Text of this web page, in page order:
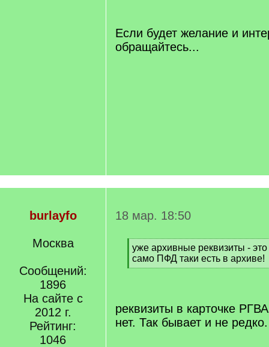
Если будет желание и
обращайтесь...
burlayfo
Москва
Сообщений:
1896
На сайте с
2012 г.
Рейтинг:
1046
18 мар. 18:50
[
q
]
уже архивные реквизиты - это
само ПФД таки есть в архиве!
[
реквизиты в карточке
нет. Так бывает и не редко.